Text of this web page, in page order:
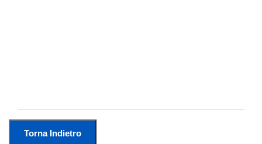
Torna Indietro